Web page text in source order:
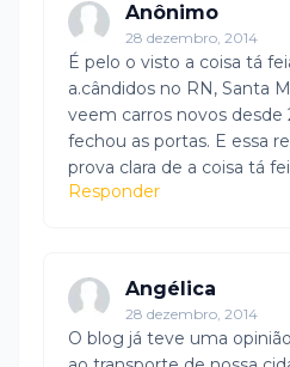
Anônimo
28 dezembro, 2014
É pelo o visto a coisa tá
a.cândidos no RN, Santa
veem carros novos desde
fechou as portas. E essa
prova clara de a coisa tá
Responder
Angélica
28 dezembro, 2014
O blog já teve uma